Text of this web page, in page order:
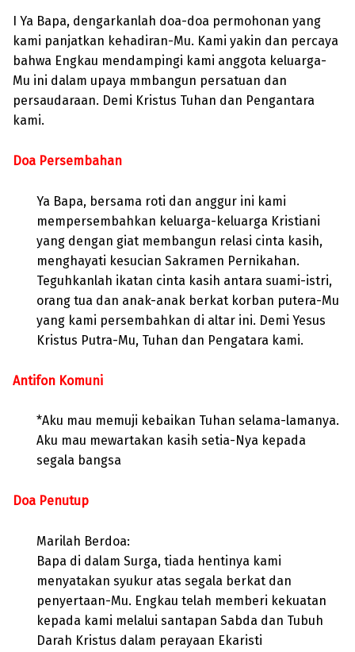
I Ya Bapa, dengarkanlah doa-doa permohonan yang
kami panjatkan kehadiran-Mu. Kami yakin dan percaya
bahwa Engkau mendampingi kami anggota keluarga-
Mu ini dalam upaya mmbangun persatuan dan
persaudaraan. Demi Kristus Tuhan dan Pengantara
kami.
Doa Persembahan
Ya Bapa, bersama roti dan anggur ini kami
mempersembahkan keluarga-keluarga Kristiani
yang dengan giat membangun relasi cinta kasih,
menghayati kesucian Sakramen Pernikahan.
Teguhkanlah ikatan cinta kasih antara suami-istri,
orang tua dan anak-anak berkat korban putera-Mu
yang kami persembahkan di altar ini. Demi Yesus
Kristus Putra-Mu, Tuhan dan Pengatara kami.
Antifon Komuni
*Aku mau memuji kebaikan Tuhan selama-lamanya.
Aku mau mewartakan kasih setia-Nya kepada
segala bangsa
Doa Penutup
Marilah Berdoa:
Bapa di dalam Surga, tiada hentinya kami
menyatakan syukur atas segala berkat dan
penyertaan-Mu. Engkau telah memberi kekuatan
kepada kami melalui santapan Sabda dan Tubuh
Darah Kristus dalam perayaan Ekaristi